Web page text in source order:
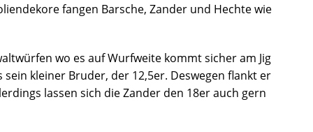
fangen Barsche, Zander und Hechte wie
wo es auf Wurfweite kommt sicher am Jig
kleiner Bruder, der 12,5er. Deswegen flankt er
lassen sich die Zander den 18er auch gern